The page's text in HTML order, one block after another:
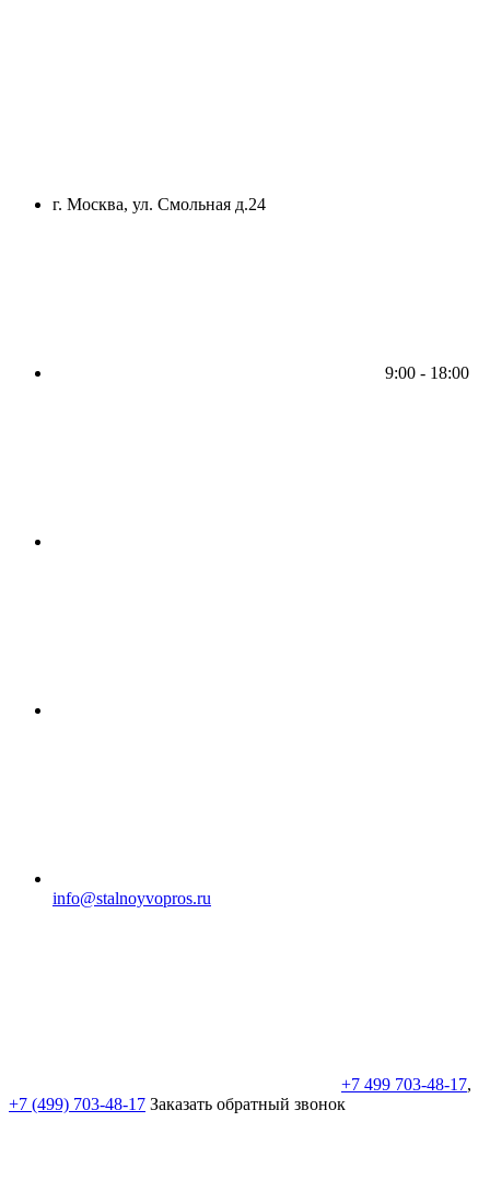
г. Москва, ул. Смольная д.24
9:00 - 18:00
info@stalnoyvopros.ru
+7 499 703-48-17,
+7 (499) 703-48-17 Заказать обратный звонок